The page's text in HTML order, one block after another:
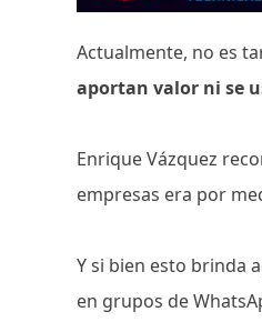
Actualmente, no es
aportan valor ni se
Enrique Vázquez
empresas era por
Y si bien esto brinda
en grupos de